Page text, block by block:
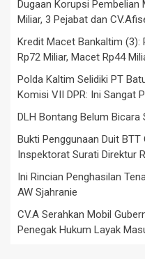
Dugaan Korupsi Pembelian
Miliar, 3 Pejabat dan
Kredit Macet Bankaltim (3):
Rp72 Miliar, Macet Rp44
Polda Kaltim Selidiki PT
Komisi VII DPR: Ini Sangat
DLH Bontang Belum Bicara
Bukti Penggunaan Duit
Inspektorat Surati Direktur
Ini Rincian Penghasilan
AW Sjahranie
CV.A Serahkan Mobil
Penegak Hukum Layak